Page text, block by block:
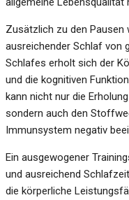
Zusätzlich zu den Pausen
ausreichender Schlaf von
Schlafes erholt sich der
und die kognitiven
kann nicht nur die
sondern auch den
Immunsystem negativ
Ein ausgewogener
und ausreichend
die körperliche